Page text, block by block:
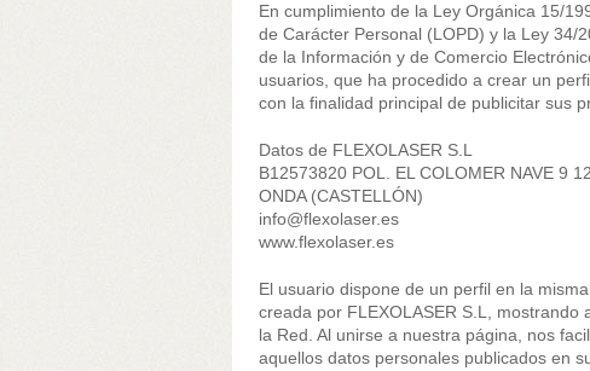
En cumplimiento de la Ley Orgánica 15/
de Carácter Personal (LOPD) y la Ley 34/
de la Información y de Comercio
usuarios, que ha procedido a crear un
con la finalidad principal de publicitar sus
Datos de FLEXOLASER S.L
B12573820 POL. EL COLOMER NAVE 9
ONDA (CASTELLÓN)
info@flexolaser.es
www.flexolaser.es
El usuario dispone de un perfil en la
creada por FLEXOLASER S.L,
la Red. Al unirse a nuestra página, nos
aquellos datos personales publicados en